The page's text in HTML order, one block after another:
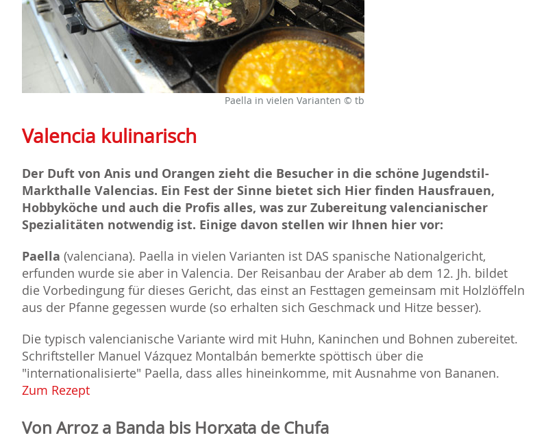
Paella in vielen Varianten © tb
Valencia kulinarisch
Der Duft von Anis und Orangen zieht die Besucher in die schöne Jugendstil-
Markthalle Valencias. Ein Fest der Sinne bietet sich Hier finden Hausfrauen,
Hobbyköche und auch die Profis alles, was zur Zubereitung valencianischer
Spezialitäten notwendig ist. Einige davon stellen wir Ihnen hier vor:
Paella (valenciana). Paella in vielen Varianten ist DAS spanische Nationalgericht,
erfunden wurde sie aber in Valencia. Der Reisanbau der Araber ab dem 12. Jh. bildet
die Vorbedingung für dieses Gericht, das einst an Festtagen gemeinsam mit Holzlöffeln
aus der Pfanne gegessen wurde (so erhalten sich Geschmack und Hitze besser).
Die typisch valencianische Variante wird mit Huhn, Kaninchen und Bohnen zubereitet.
Schriftsteller Manuel Vázquez Montalbán bemerkte spöttisch über die
"internationalisierte" Paella, dass alles hineinkomme, mit Ausnahme von Bananen.
Zum Rezept
Von Arroz a Banda bis Horxata de Chufa